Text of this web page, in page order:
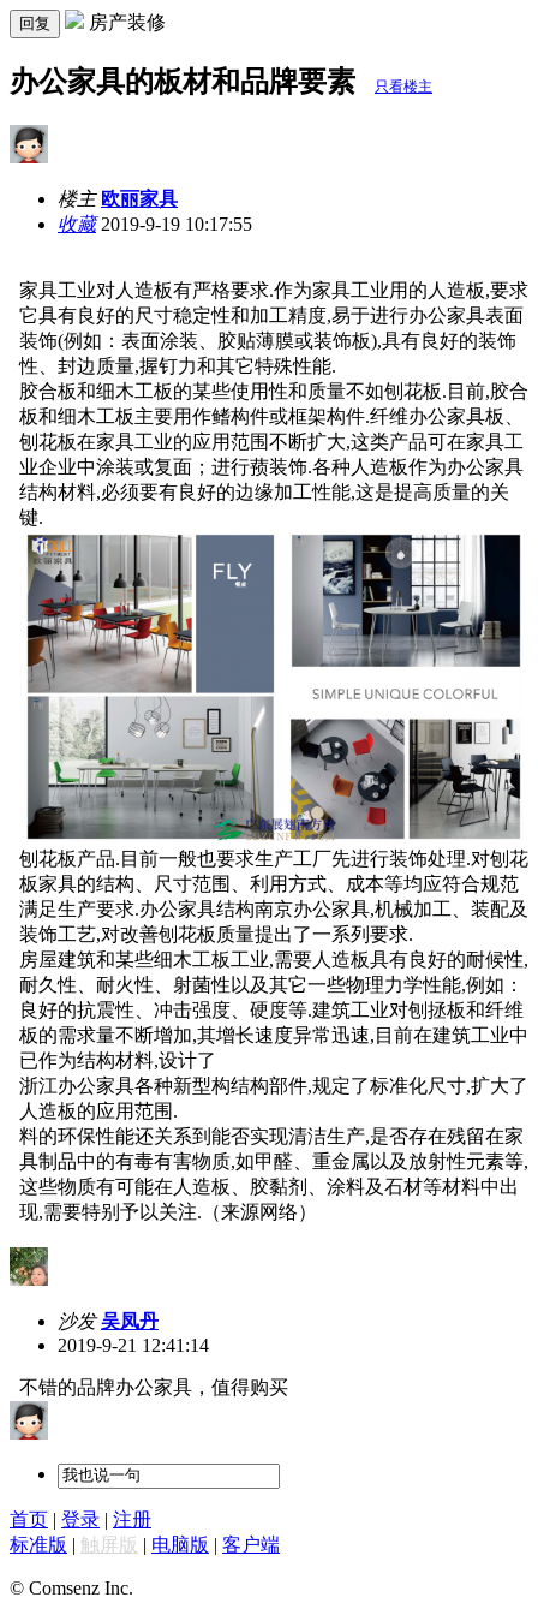
回复 房产装修
办公家具的板材和品牌要素 只看楼主
楼主 欧丽家具
收藏2019-9-19 10:17:55
家具工业对人造板有严格要求.作为家具工业用的人造板,要求
它具有良好的尺寸稳定性和加工精度,易于进行办公家具表面
装饰(例如：表面涂装、胶贴薄膜或装饰板),具有良好的装饰
性、封边质量,握钉力和其它特殊性能.
胶合板和细木工板的某些使用性和质量不如刨花板.目前,胶合
板和细木工板主要用作鳍构件或框架构件.纤维办公家具板、
刨花板在家具工业的应用范围不断扩大,这类产品可在家具工
业企业中涂装或复面；进行蓣装饰.各种人造板作为办公家具
结构材料,必须要有良好的边缘加工性能,这是提高质量的关
键.
刨花板产品.目前一般也要求生产工厂先进行装饰处理.对刨花
板家具的结构、尺寸范围、利用方式、成本等均应符合规范
满足生产要求.办公家具结构南京办公家具,机械加工、装配及
装饰工艺,对改善刨花板质量提出了一系列要求.
房屋建筑和某些细木工板工业,需要人造板具有良好的耐候性,
耐久性、耐火性、射菌性以及其它一些物理力学性能,例如：
良好的抗震性、冲击强度、硬度等.建筑工业对刨拯板和纤维
板的需求量不断增加,其增长速度异常迅速,目前在建筑工业中
已作为结构材料,设计了
浙江办公家具各种新型构结构部件,规定了标准化尺寸,扩大了
人造板的应用范围.
料的环保性能还关系到能否实现清洁生产,是否存在残留在家
具制品中的有毒有害物质,如甲醛、重金属以及放射性元素等,
这些物质有可能在人造板、胶黏剂、涂料及石材等材料中出
现,需要特别予以关注.（来源网络）
沙发 吴凤丹
2019-9-21 12:41:14
不错的品牌办公家具，值得购买
首页 | 登录 | 注册
标准版 | 触屏版 | 电脑版 | 客户端
© Comsenz Inc.